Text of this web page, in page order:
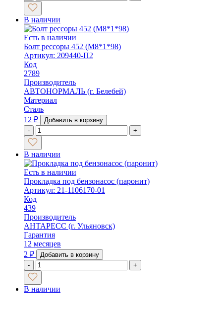
В наличии
Есть в наличии
Болт рессоры 452 (М8*1*98)
Артикул: 209440-П2
Код
2789
Производитель
АВТОНОРМАЛЬ (г. Белебей)
Материал
Сталь
12 ₽
Добавить в корзину
-
+
В наличии
Есть в наличии
Прокладка под бензонасос (паронит)
Артикул: 21-1106170-01
Код
439
Производитель
АНТАРЕСС (г. Ульяновск)
Гарантия
12 месяцев
2 ₽
Добавить в корзину
-
+
В наличии